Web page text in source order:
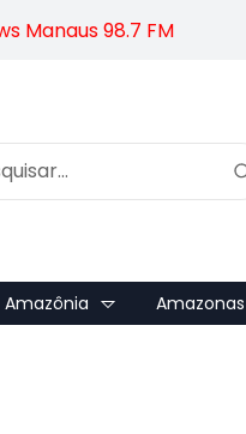
Manaus 98.7 FM
Amazônia Amazonas